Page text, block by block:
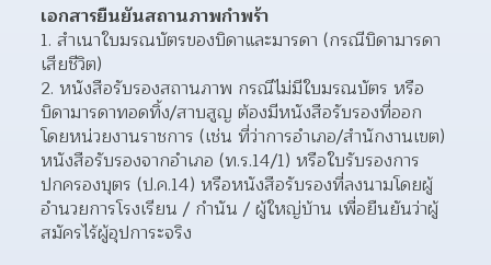
เอกสารยืนยันสถานภาพกำพร้า
สำเนาใบมรณบัตรของบิดาและมารดา (กรณีบิดามารดา
เสียชีวิต)
หนังสือรับรองสถานภาพ กรณีไม่มีใบมรณบัตร หรือ
บิดามารดาทอดทิ้ง/สาบสูญ ต้องมีหนังสือรับรองที่ออก
โดยหน่วยงานราชการ (เช่น ที่ว่าการอำเภอ/สำนักงานเขต)
หนังสือรับรองจากอำเภอ (ท.ร.14/1) หรือใบรับรองการ
ปกครองบุตร (ป.ค.14) หรือหนังสือรับรองที่ลงนามโดยผู้
อำนวยการโรงเรียน / กำนัน / ผู้ใหญ่บ้าน เพื่อยืนยันว่าผู้
สมัครไร้ผู้อุปการะจริง